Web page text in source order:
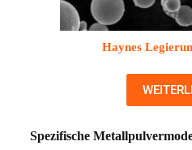
Haynes
Spezifische